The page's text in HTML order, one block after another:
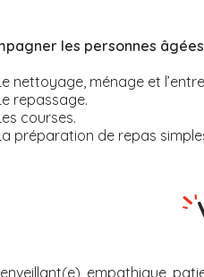
les personnes
nettoyage, ménage et
repassage.
courses.
préparation de repas
empathique,